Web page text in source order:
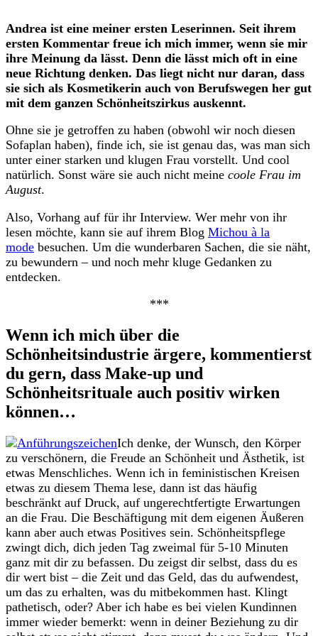
Andrea ist eine meiner ersten Leserinnen. Seit ihrem
ersten Kommentar freue ich mich immer, wenn sie mir
ihre Meinung da lässt. Denn die lässt mich oft in eine
neue Richtung denken. Das liegt nicht nur daran, dass
sie sich als Kosmetikerin auch von Berufswegen her gut
mit dem ganzen Schönheitszirkus auskennt.
Ohne sie je getroffen zu haben (obwohl wir noch diesen
Sofaplan haben), finde ich, sie ist genau das, was man sich
unter einer starken und klugen Frau vorstellt. Und cool
natürlich. Sonst wäre sie auch nicht meine coole Frau im
August.
Also, Vorhang auf für ihr Interview. Wer mehr von ihr
lesen möchte, kann sie auf ihrem Blog Michou à la
mode besuchen. Um die wunderbaren Sachen, die sie näht,
zu bewundern – und noch mehr kluge Gedanken zu
entdecken.
***
Wenn ich mich über die
Schönheitsindustrie ärgere, kommentierst
du gern, dass Make-up und
Schönheitsrituale auch positiv wirken
können…
Ich denke, der Wunsch, den Körper
zu verschönern, die Freude an Schönheit und Ästhetik, ist
etwas Menschliches. Wenn ich in feministischen Kreisen
etwas zu diesem Thema lese, dann ist das häufig
beschränkt auf Druck, auf ungerechtfertigte Erwartungen
an die Frau. Die Beschäftigung mit dem eigenen Äußeren
kann aber auch etwas Positives sein. Schönheitspflege
zwingt dich, dich jeden Tag zweimal für 5-10 Minuten
ganz mit dir zu befassen. Du zeigst dir selbst, dass du es
dir wert bist – die Zeit und das Geld, das du aufwendest,
um das zu erhalten, was du mitbekommen hast. Klingt
pathetisch, oder? Aber ich habe es bei vielen Kundinnen
immer wieder bemerkt: wenn in deiner Beziehung zu dir